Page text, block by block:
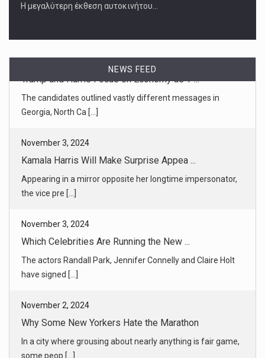
Η μεγαλύτερη έκθεση αυτοκινήτου…
NEWS FEED
November 3, 2024
Kamala Harris Will Make Surprise Appea ...
the vice pre [...]
November 3, 2024
Which Celebrities Are Running the New ...
have signed [...]
November 2, 2024
Why Some New Yorkers Hate the Marathon
some peop [...]
November 3, 2024